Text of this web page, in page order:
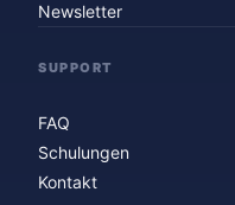
Newsletter
SUPPORT
FAQ
Schulungen
Kontakt